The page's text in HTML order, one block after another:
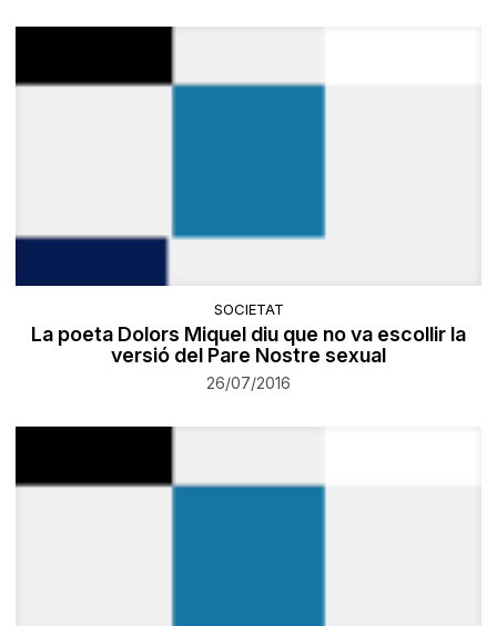
SOCIETAT
La poeta Dolors Miquel diu que no va escollir la
versió del Pare Nostre sexual
26/07/2016